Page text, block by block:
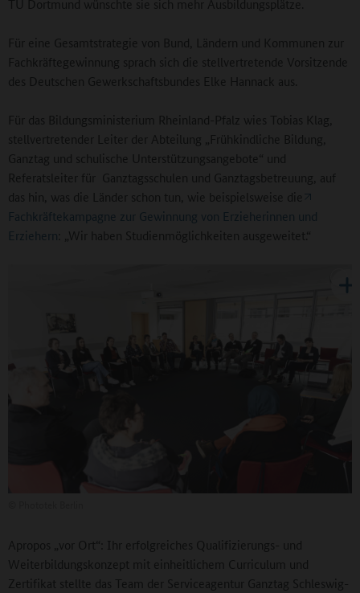
TU Dortmund wünschte sie sich mehr Ausbildungsplätze.
Für eine Gesamtstrategie von Bund, Ländern und Kommunen zur
Fachkräftegewinnung sprach sich die stellvertretende Vorsitzende
des Deutschen Gewerkschaftsbundes Elke Hannack aus.
Für das Bildungsministerium Rheinland-Pfalz wies Tobias Klag,
stellvertretender Leiter der Abteilung „Frühkindliche Bildung,
Ganztag und schulische Unterstützungsangebote“ und
Referatsleiter für Ganztagsschulen und Ganztagsbetreuung, auf
das hin, was die Länder schon tun, wie beispielsweise die
Fachkräftekampagne zur Gewinnung von Erzieherinnen und
Erziehern : „Wir haben Studienmöglichkeiten ausgeweitet.“
Apropos „vor Ort“: Ihr erfolgreiches Qualifizierungs- und
Weiterbildungskonzept mit einheitlichem Curriculum und
Zertifikat stellte das Team der Serviceagentur Ganztag Schleswig-